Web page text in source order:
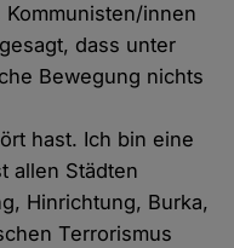
innen
dass unter
Bewegung nichts
hast. Ich bin eine
allen Städten
Hinrichtung, Burka,
Terrorismus